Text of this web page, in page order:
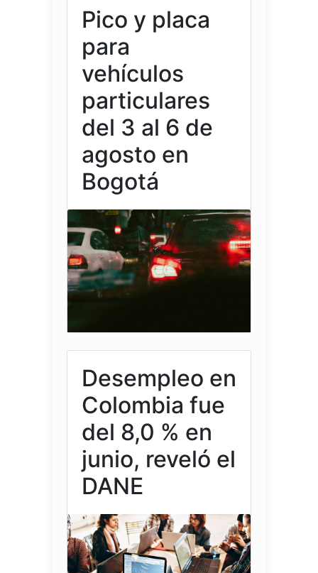
Pico y placa
para
vehículos
particulares
del 3 al 6 de
agosto en
Bogotá
Desempleo en
Colombia fue
del 8,0 % en
junio, reveló el
DANE